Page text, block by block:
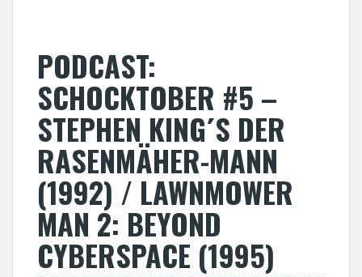
PODCAST:
SCHOCKTOBER #5 –
STEPHEN KING´S DER
RASENMÄHER-MANN
(1992) / LAWNMOWER
MAN 2: BEYOND
CYBERSPACE (1995)